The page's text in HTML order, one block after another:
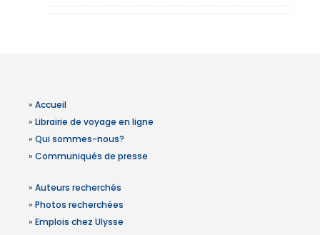
» Accueil
» Librairie de voyage en ligne
» Qui sommes-nous?
» Communiqués de presse
» Auteurs recherchés
» Photos recherchées
» Emplois chez Ulysse